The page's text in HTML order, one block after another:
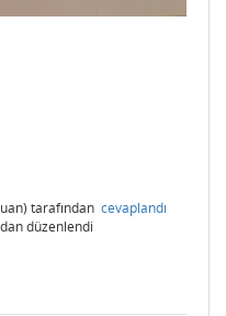
tarafından cevaplandı
düzenlendi